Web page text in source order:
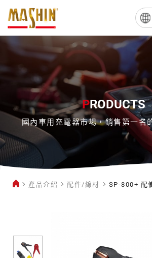
SP-
800+
配
救
車
組
PRODUCTS
國內車用充電器市場，銷售第一名
產品介紹 配件/線材 SP-800+ 配
材